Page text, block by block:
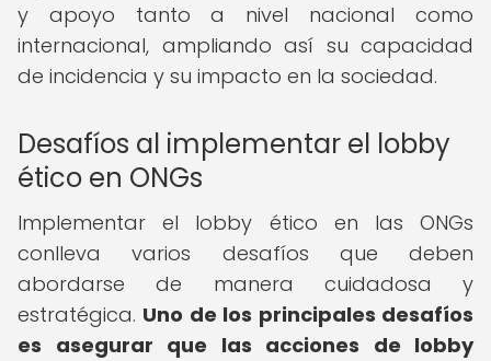
y apoyo tanto a nivel nacional como
internacional, ampliando así su capacidad
de incidencia y su impacto en la sociedad.
Desafíos al implementar el lobby
ético en ONGs
Implementar el lobby ético en las ONGs
conlleva varios desafíos que deben
abordarse de manera cuidadosa y
estratégica. Uno de los principales desafíos
es asegurar que las acciones de lobby